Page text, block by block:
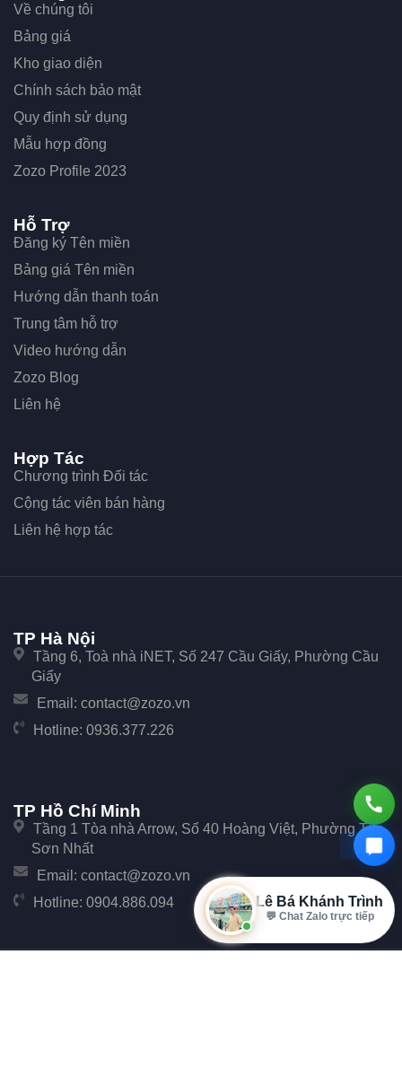
Về chúng tôi
Bảng giá
Kho giao diện
Chính sách bảo mật
Quy định sử dụng
Mẫu hợp đồng
Zozo Profile 2023
Hỗ Trợ
Đăng ký Tên miền
Bảng giá Tên miền
Hướng dẫn thanh toán
Trung tâm hỗ trợ
Video hướng dẫn
Zozo Blog
Liên hệ
Hợp Tác
Chương trình Đối tác
Cộng tác viên bán hàng
Liên hệ hợp tác
TP Hà Nội
Tầng 6, Toà nhà iNET, Số 247 Cầu Giấy, Phường Cầu
Giấy
Email: contact@zozo.vn
Hotline: 0936.377.226
TP Hồ Chí Minh
Tầng 1 Tòa nhà Arrow, Số 40 Hoàng Việt, Phường Tân
Sơn Nhất
Email: contact@zozo.vn
Hotline: 0904.886.094 Lê Bá Khánh Trình
⭐ 7+ năm kinh nghiệm